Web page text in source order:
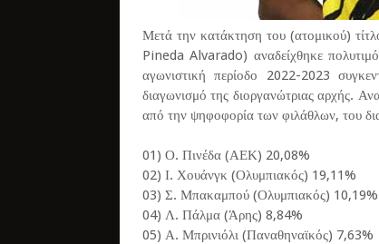
Μετά την κατάκτηση του (ατομικού)
Pineda Alvarado) αναδείχθηκε
αγωνιστική περίοδο 2022-2023
διαγωνισμό της διοργανώτριας αρχής.
από την ψηφοφορία των φιλάθλων, του
01) Ο. Πινέδα (ΑΕΚ) 20,08%
02) Ι. Χουάνγκ (Ολυμπιακός) 19,11%
03) Σ. Μπακαμπού (Ολυμπιακός) 10,19%
04) Λ. Πάλμα (Άρης) 8,84%
05) Α. Μπρινιόλι (Παναθηναϊκός) 7,63%